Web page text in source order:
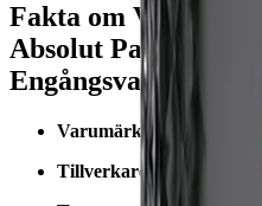
Fakta om Vont
Absolut Passionfruit
Engångsvape
Varumärke:
Tillverkare / leverantör: